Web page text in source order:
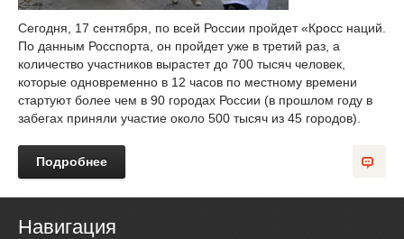
Сегодня, 17 сентября, по всей России пройдет «Кросс наций.
По данным Росспорта, он пройдет уже в третий раз, а
количество участников вырастет до 700 тысяч человек,
которые одновременно в 12 часов по местному времени
стартуют более чем в 90 городах России (в прошлом году в
забегах приняли участие около 500 тысяч из 45 городов).
Подробнее
Навигация